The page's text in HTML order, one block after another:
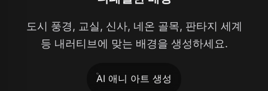
도시 풍경, 교실, 신사, 네온 골목, 판타지 세계
등 내러티브에 맞는 배경을 생성하세요.
AI 애니 아트 생성